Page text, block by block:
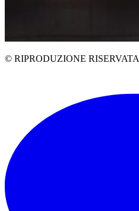
© RIPRODUZIONE RISERVATA